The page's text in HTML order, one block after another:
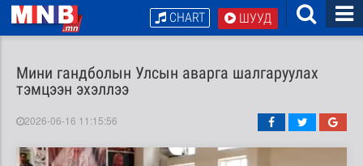
ШУУД
CHART
Мини гандболын Улсын аварга шалгаруулах
тэмцээн эхэллээ
2026-06-16 11:15:56